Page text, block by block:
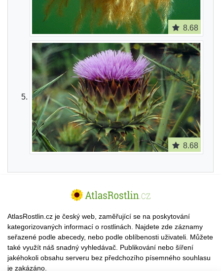
8.68
8.68
AtlasRostlin.cz je český web, zaměřující se na poskytování
kategorizovaných informací o rostlinách. Najdete zde záznamy
seřazené podle abecedy, nebo podle oblíbenosti uživateli. Můžete
také využít náš snadný vyhledávač. Publikování nebo šíření
jakéhokoli obsahu serveru bez předchozího písemného souhlasu
je zakázáno.